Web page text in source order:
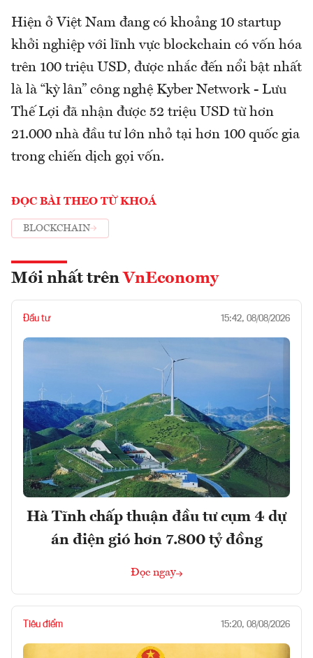
Hiện ở Việt Nam đang có khoảng 10 startup
khởi nghiệp với lĩnh vực blockchain có vốn hóa
trên 100 triệu USD, được nhắc đến nổi bật nhất
là là “kỳ lân” công nghệ Kyber Network - Lưu
Thế Lợi đã nhận được 52 triệu USD từ hơn
21.000 nhà đầu tư lớn nhỏ tại hơn 100 quốc gia
trong chiến dịch gọi vốn.
ĐỌC BÀI THEO TỪ KHOÁ
BLOCKCHAIN
Mới nhất trên VnEconomy
Đầu tư 15:42, 08/08/2026
Hà Tĩnh chấp thuận đầu tư cụm 4 dự
án điện gió hơn 7.800 tỷ đồng
Đọc ngay
Tiêu điểm 15:20, 08/08/2026